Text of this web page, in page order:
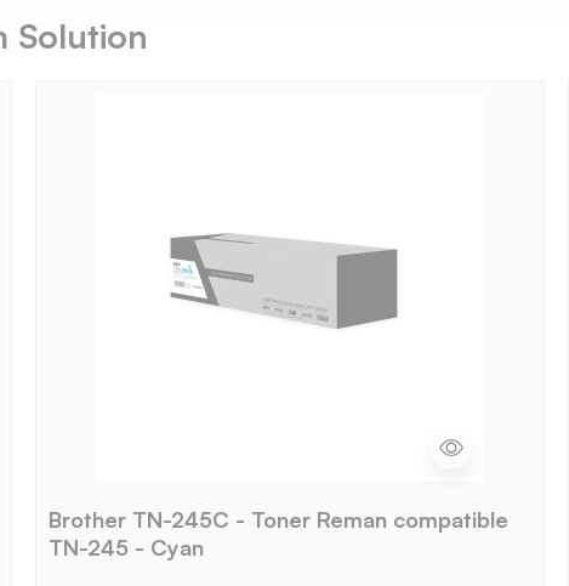
Solution
Brother TN-245C - Toner Reman compatible
TN-245 - Cyan